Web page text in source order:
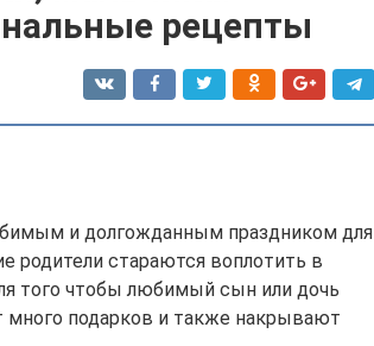
рецепты
и долгожданным праздником для
родители стараются воплотить в
того чтобы любимый сын или дочь
подарков и также накрывают